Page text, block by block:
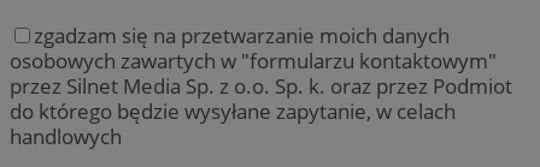
zgadzam się na przetwarzanie moich danych
osobowych zawartych w "formularzu kontaktowym"
przez Silnet Media Sp. z o.o. Sp. k. oraz przez Podmiot
do którego będzie wysyłane zapytanie, w celach
handlowych